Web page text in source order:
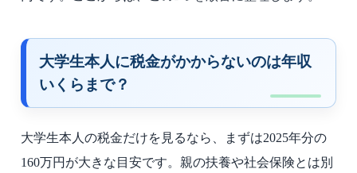
大学生本人に税金がかからないのは年収
いくらまで？
大学生本人の税金だけを見るなら、まずは2025年分の
160万円が大きな目安です。親の扶養や社会保険とは別